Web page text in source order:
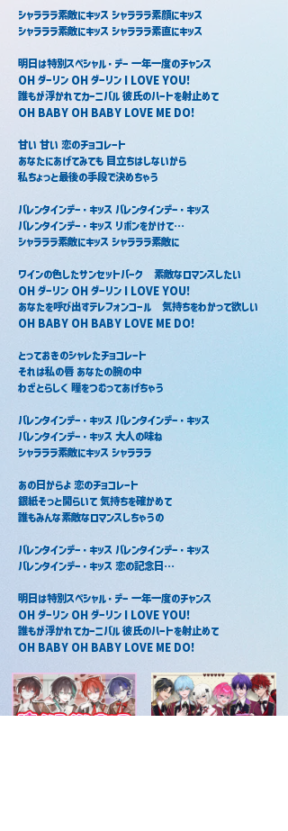
シャラララ素敵にキッス シャラララ素顔にキッス
シャラララ素敵にキッス シャラララ素直にキッス
明日は特別スペシャル・デー 一年一度のチャンス
OH ダーリン OH ダーリン I LOVE YOU!
誰もが浮かれてカーニバル 彼氏のハートを射止めて
OH BABY OH BABY LOVE ME DO!
甘い 甘い 恋のチョコレート
あなたにあげてみても 目立ちはしないから
私ちょっと最後の手段で決めちゃう
バレンタインデー・キッス バレンタインデー・キッス
バレンタインデー・キッス リボンをかけて…
シャラララ素敵にキッス シャラララ素敵に
ワインの色したサンセットパーク　素敵なロマンスしたい
OH ダーリン OH ダーリン I LOVE YOU!
あなたを呼び出すテレフォンコール　気持ちをわかって欲しい
OH BABY OH BABY LOVE ME DO!
とっておきのシャレたチョコレート
それは私の唇 あなたの腕の中
わざとらしく 瞳をつむってあげちゃう
バレンタインデー・キッス バレンタインデー・キッス
バレンタインデー・キッス 大人の味ね
シャラララ素敵にキッス シャラララ
あの日からよ 恋のチョコレート
銀紙そっと開らいて 気持ちを確かめて
誰もみんな素敵なロマンスしちゃうの
バレンタインデー・キッス バレンタインデー・キッス
バレンタインデー・キッス 恋の記念日…
明日は特別スペシャル・デー 一年一度のチャンス
OH ダーリン OH ダーリン I LOVE YOU!
誰もが浮かれてカーニバル 彼氏のハートを射止めて
OH BABY OH BABY LOVE ME DO!